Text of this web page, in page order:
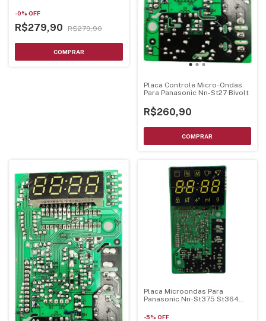
-0% OFF
R$279,90 R$279,90
Placa Controle Micro-Ondas
Para Panasonic Nn-St27 Bivolt
R$260,90
Placa Microondas Para
Panasonic Nn-St375 St364
-5% OFF